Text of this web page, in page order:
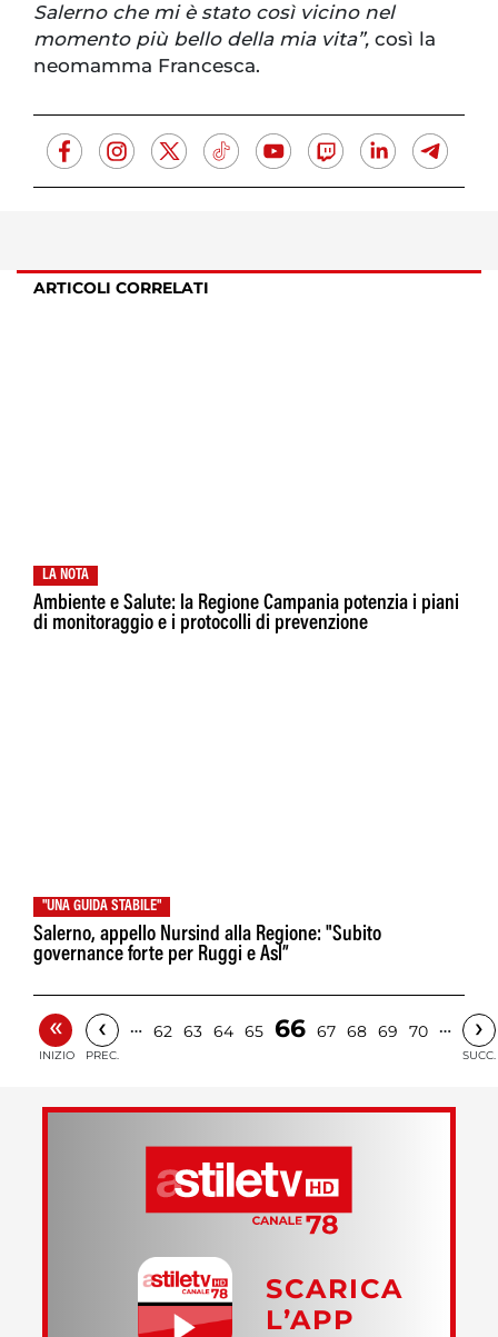
Salerno che mi è stato così vicino nel
momento più bello della mia vita”, così la
neomamma Francesca.
ARTICOLI CORRELATI
LA NOTA
Ambiente e Salute: la Regione Campania potenzia i piani
di monitoraggio e i protocolli di prevenzione
"UNA GUIDA STABILE"
Salerno, appello Nursind alla Regione: "Subito
governance forte per Ruggi e Asl”
«
INIZIO
‹
PREC.
… 62 63 64 65 66 67 68 69 70 … ›
SUCC.
SCARICA
L’APP